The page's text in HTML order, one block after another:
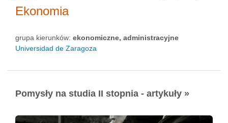
Ekonomia
grupa kierunków: ekonomiczne, administracyjne
Universidad de Zaragoza
Pomysły na studia II stopnia - artykuły »